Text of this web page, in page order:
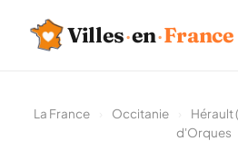
Villes·en·France
La France Occitanie Hérault
d'Orques